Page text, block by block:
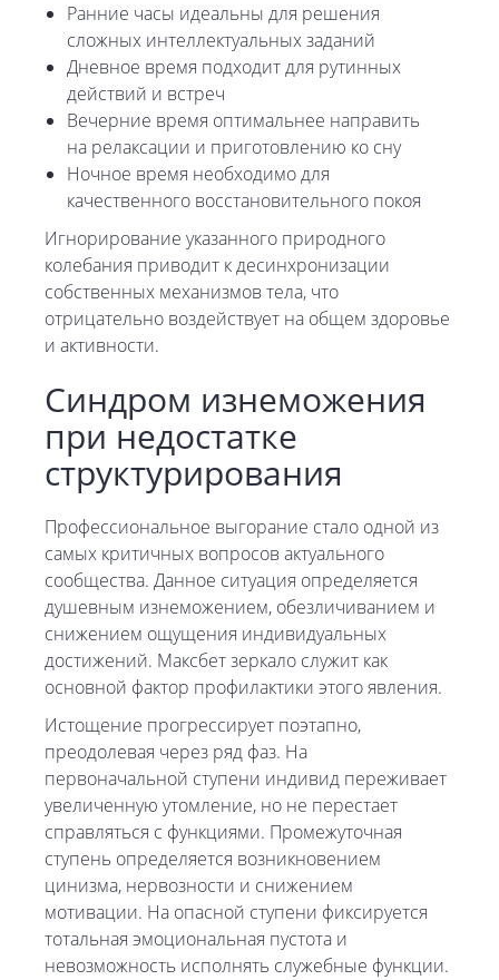
Ранние часы идеальны для решения
сложных интеллектуальных заданий
Дневное время подходит для рутинных
действий и встреч
Вечерние время оптимальнее направить
на релаксации и приготовлению ко сну
Ночное время необходимо для
качественного восстановительного покоя
Игнорирование указанного природного
колебания приводит к десинхронизации
собственных механизмов тела, что
отрицательно воздействует на общем здоровье
и активности.
Синдром изнеможения
при недостатке
структурирования
Профессиональное выгорание стало одной из
самых критичных вопросов актуального
сообщества. Данное ситуация определяется
душевным изнеможением, обезличиванием и
снижением ощущения индивидуальных
достижений. Максбет зеркало служит как
основной фактор профилактики этого явления.
Истощение прогрессирует поэтапно,
преодолевая через ряд фаз. На
первоначальной ступени индивид переживает
увеличенную утомление, но не перестает
справляться с функциями. Промежуточная
ступень определяется возникновением
цинизма, нервозности и снижением
мотивации. На опасной ступени фиксируется
тотальная эмоциональная пустота и
невозможность исполнять служебные функции.